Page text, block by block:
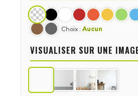
Choix : Aucun
VISUALISER SUR UNE